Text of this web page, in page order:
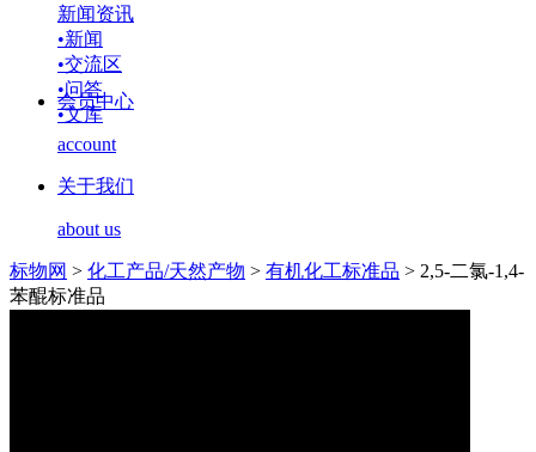
新闻资讯
•新闻
•交流区
•问答
•文库
会员中心
account
关于我们
about us
标物网 > 化工产品/天然产物 > 有机化工标准品 > 2,5-二氯-1,4-
苯醌标准品